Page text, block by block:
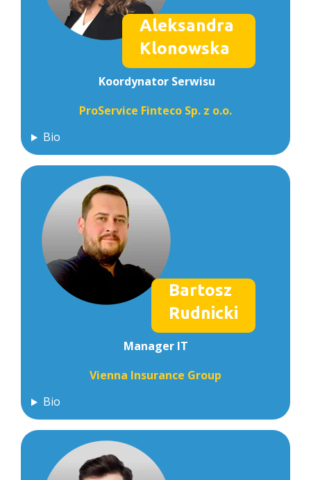
Aleksandra
Klonowska
Koordynator Serwisu
ProService Finteco Sp. z o.o.
Bio
Bartosz
Rudnicki
Manager IT
Vienna Insurance Group
Bio